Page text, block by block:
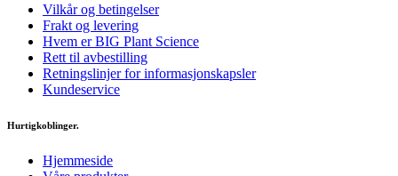
Vilkår og betingelser
Frakt og levering
Hvem er BIG Plant Science
Rett til avbestilling
Retningslinjer for informasjonskapsler
Kundeservice
Hurtigkoblinger.
Hjemmeside